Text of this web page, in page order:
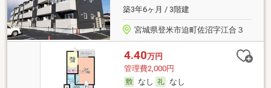
築3年6ヶ月 / 3階建
宮城県登米市迫町佐沼字江合３
4.40万円
管理費2,000円
なし
なし